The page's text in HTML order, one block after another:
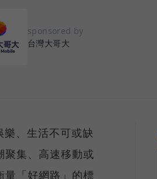
sponsored by
台灣大哥大
、生活不可或缺
聚集、高速移動或
量「好網路」的標